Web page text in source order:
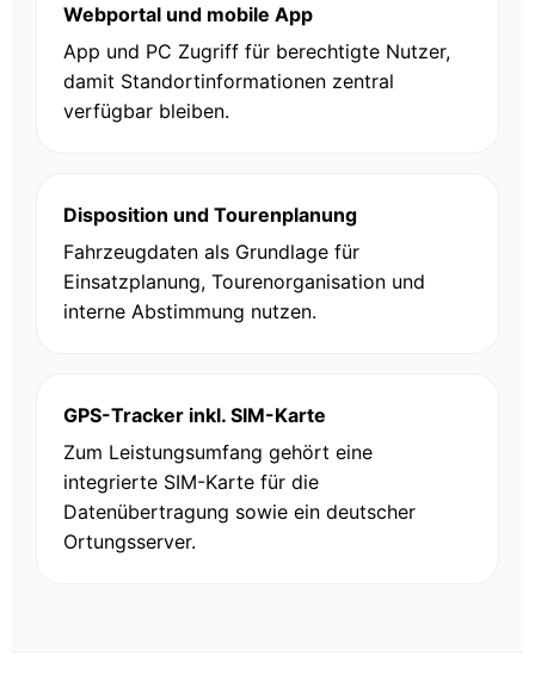
Webportal und mobile App
App und PC Zugriff für berechtigte Nutzer,
damit Standortinformationen zentral
verfügbar bleiben.
Disposition und Tourenplanung
Fahrzeugdaten als Grundlage für
Einsatzplanung, Tourenorganisation und
interne Abstimmung nutzen.
GPS-Tracker inkl. SIM-Karte
Zum Leistungsumfang gehört eine
integrierte SIM-Karte für die
Datenübertragung sowie ein deutscher
Ortungsserver.